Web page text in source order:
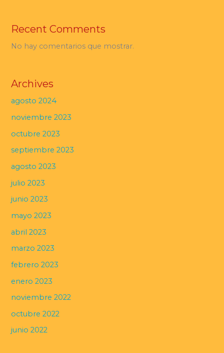
Recent Comments
No hay comentarios que mostrar.
Archives
agosto 2024
noviembre 2023
octubre 2023
septiembre 2023
agosto 2023
julio 2023
junio 2023
mayo 2023
abril 2023
marzo 2023
febrero 2023
enero 2023
noviembre 2022
octubre 2022
junio 2022